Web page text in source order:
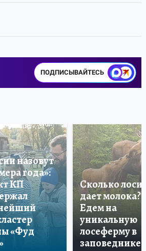
ПОДПИСЫВАЙТЕСЬ
назовут
года»:
КП
«Фуд
Сколько лосиха
дает молока?
Едем на
уникальную
лосеферму в
заповеднике!